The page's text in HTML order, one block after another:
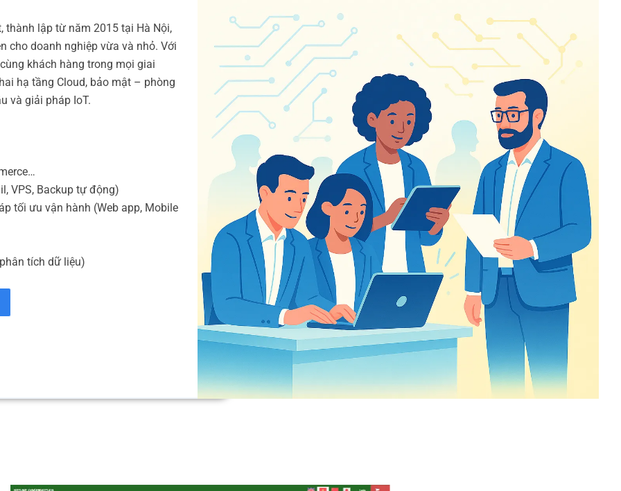
thành lập từ năm 2015 tại Hà Nội,
cho doanh nghiệp vừa và nhỏ. Với
khách hàng trong mọi giai
hạ tầng Cloud, bảo mật – phòng
và giải pháp IoT.
VPS, Backup tự động)
tối ưu vận hành (Web app, Mobile
tích dữ liệu)